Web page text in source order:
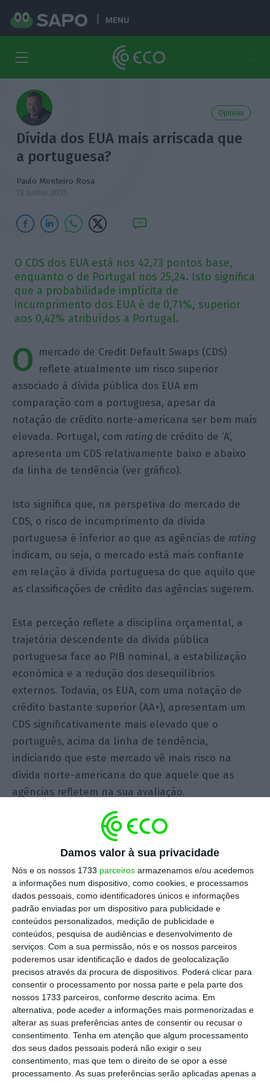
Damos valor à sua privacidade
Nós e os nossos 1733 parceiros armazenamos e/ou acedemos
a informações num dispositivo, como cookies, e processamos
dados pessoais, como identificadores únicos e informações
padrão enviadas por um dispositivo para publicidade e
conteúdos personalizados, medição de publicidade e
conteúdos, pesquisa de audiências e desenvolvimento de
serviços. Com a sua permissão, nós e os nossos parceiros
poderemos usar identificação e dados de geolocalização
precisos através da procura de dispositivos. Poderá clicar para
consentir o processamento por nossa parte e pela parte dos
nossos 1733 parceiros, conforme descrito acima. Em
alternativa, pode aceder a informações mais pormenorizadas e
alterar as suas preferências antes de consentir ou recusar o
consentimento. Tenha em atenção que algum processamento
dos seus dados pessoais poderá não exigir o seu
consentimento, mas que tem o direito de se opor a esse
processamento. As suas preferências serão aplicadas apenas a
MENU
Opinião
Dívida dos EUA mais arriscada que
a portuguesa?
Paulo Monteiro Rosa
13 Junho 2025
O CDS dos EUA está nos 42,73 pontos base,
enquanto o de Portugal nos 25,24. Isto significa
que a probabilidade implícita de
incumprimento dos EUA é de 0,71%, superior
aos 0,42% atribuídos a Portugal.
O mercado de Credit Default Swaps (CDS)
reflete atualmente um risco superior
associado à dívida pública dos EUA em
comparação com a portuguesa, apesar da
notação de crédito norte-americana ser bem mais
elevada. Portugal, com rating de crédito de ‘A’,
apresenta um CDS relativamente baixo e abaixo
da linha de tendência (ver gráfico).
Isto significa que, na perspetiva do mercado de
CDS, o risco de incumprimento da dívida
portuguesa é inferior ao que as agências de rating
indicam, ou seja, o mercado está mais confiante
em relação à dívida portuguesa do que aquilo que
as classificações de crédito das agências sugerem.
Esta perceção reflete a disciplina orçamental, a
trajetória descendente da dívida pública
portuguesa face ao PIB nominal, a estabilização
económica e a redução dos desequilíbrios
externos. Todavia, os EUA, com uma notação de
crédito bastante superior (AA+), apresentam um
CDS significativamente mais elevado que o
português, acima da linha de tendência,
indiciando que este mercado vê mais risco na
dívida norte-americana do que aquele que as
agências refletem na sua avaliação.
Este desfasamento pode ser explicado por fatores
políticos internos, como o impasse recorrente em
torno do teto da dívida (debt ceiling), bem como
pela elevada dívida pública e crescente défice
orçamental dos EUA.